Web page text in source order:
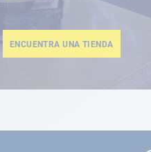
ENCUENTRA UNA TIENDA